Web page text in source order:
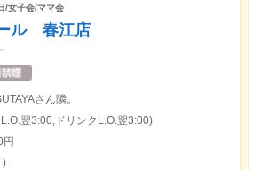
/女子会/ママ会
ル 春江店
さん隣。
翌3:00,ドリンクL.O.翌3:00)
)